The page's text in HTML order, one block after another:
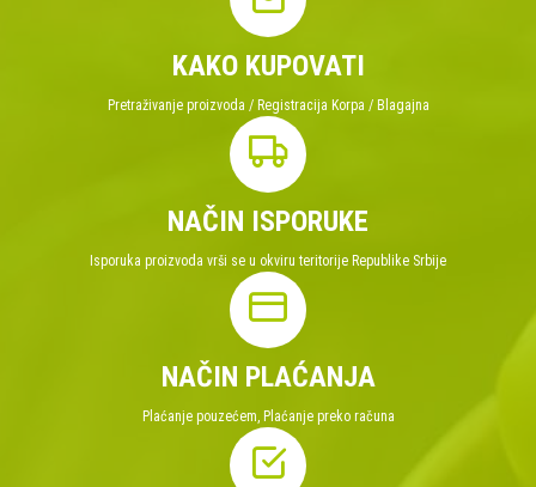
KAKO KUPOVATI
Pretraživanje proizvoda / Registracija Korpa / Blagajna
NAČIN ISPORUKE
Isporuka proizvoda vrši se u okviru teritorije Republike Srbije
NAČIN PLAĆANJA
Plaćanje pouzećem, Plaćanje preko računa